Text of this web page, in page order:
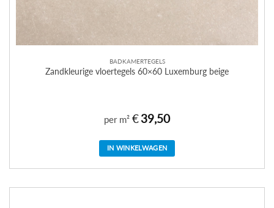
BADKAMERTEGELS
Zandkleurige vloertegels 60×60 Luxemburg beige
per m² €39,50
IN WINKELWAGEN